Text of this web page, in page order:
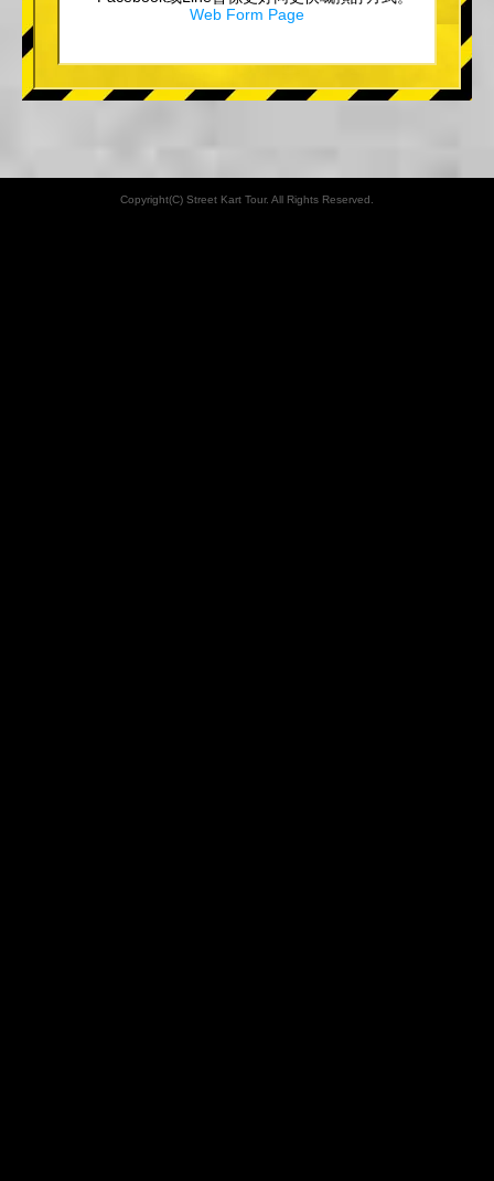
Web Form Page
Copyright(C) Street Kart Tour. All Rights Reserved.